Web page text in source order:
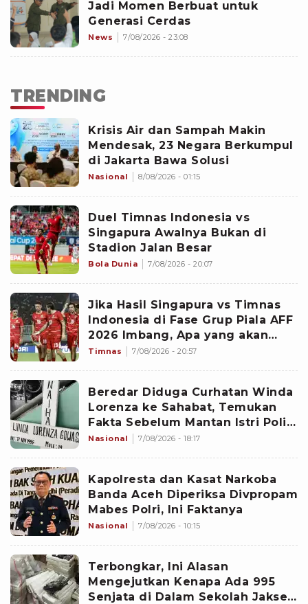
Jadi Momen Berbuat untuk
Generasi Cerdas
News 7/08/2026 - 23:08
TRENDING
Krisis Air dan Sampah Makin
Mendesak, 23 Negara Berkumpul
di Jakarta Bawa Solusi
Nasional 8/08/2026 - 01:15
Duel Timnas Indonesia vs
Singapura Awalnya Bukan di
Stadion Jalan Besar
Bola Dunia 7/08/2026 - 20:07
Jika Hasil Singapura vs Timnas
Indonesia di Fase Grup Piala AFF
2026 Imbang, Apa yang akan
Terjadi?
Timnas 7/08/2026 - 20:57
Beredar Diduga Curhatan Winda
Lorenza ke Sahabat, Temukan
Fakta Sebelum Mantan Istri Polisi
di Medan Tewas
Nasional 7/08/2026 - 18:17
Kapolresta dan Kasat Narkoba
Banda Aceh Diperiksa Divpropam
Mabes Polri, Ini Faktanya
Nasional 7/08/2026 - 10:15
Terbongkar, Ini Alasan
Mengejutkan Kenapa Ada 995
Senjata di Dalam Sekolah Jaksel